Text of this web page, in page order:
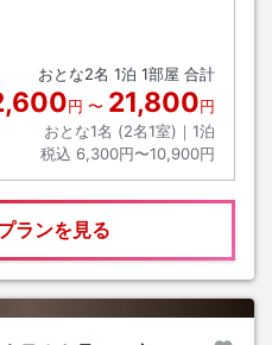
おとな2名 1泊 1部屋 合計
円 〜 21,800円
おとな1名 (2名1室)｜ 1泊
税込 6,300円〜10,900円
ランを見る